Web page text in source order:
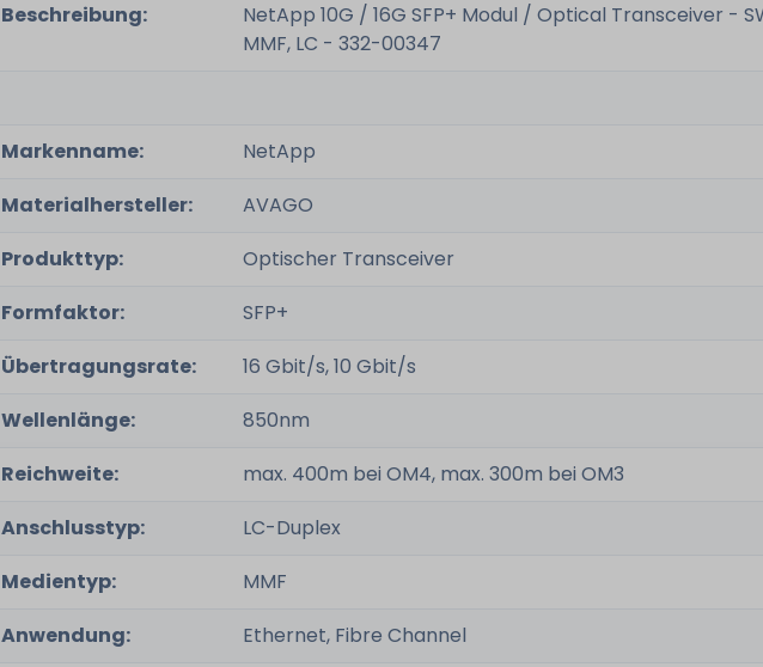
Beschreibung:
NetApp 10G / 16G SFP+ Modul / Optical Transceiver -
MMF, LC - 332-00347
Markenname:
NetApp
Materialhersteller:
AVAGO
Produkttyp:
Optischer Transceiver
Formfaktor:
SFP+
Übertragungsrate:
16 Gbit/s, 10 Gbit/s
Wellenlänge:
850nm
Reichweite:
max. 400m bei OM4, max. 300m bei OM3
Anschlusstyp:
LC-Duplex
Medientyp:
MMF
Anwendung:
Ethernet, Fibre Channel